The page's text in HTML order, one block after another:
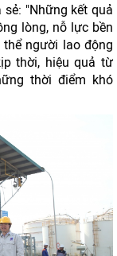
"Những kết quả
lòng, nỗ lực bền
người lao động
thời, hiệu quả từ
thời điểm khó